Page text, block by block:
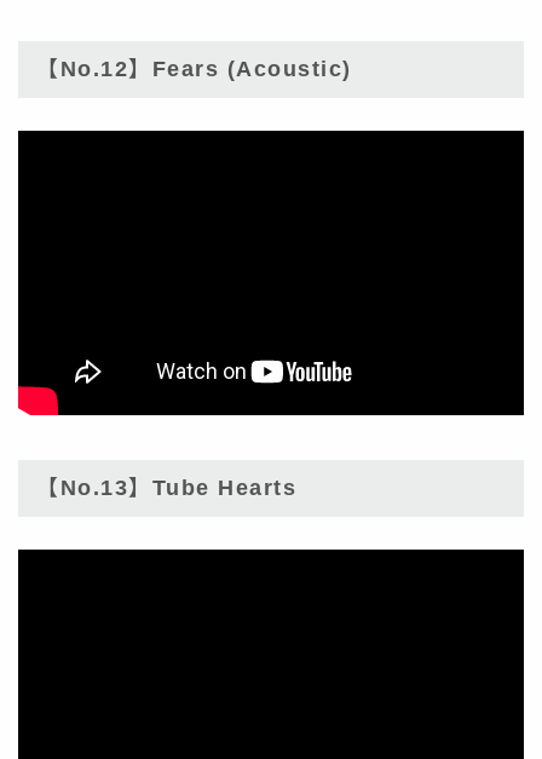
【No.12】Fears (Acoustic)
【No.13】Tube Hearts